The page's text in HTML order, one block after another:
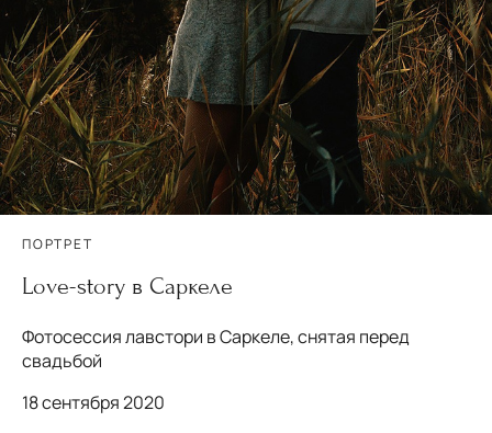
ПОРТРЕТ
Love-story в Саркеле
Фотосессия лавстори в Саркеле, снятая перед
свадьбой
18 сентября 2020